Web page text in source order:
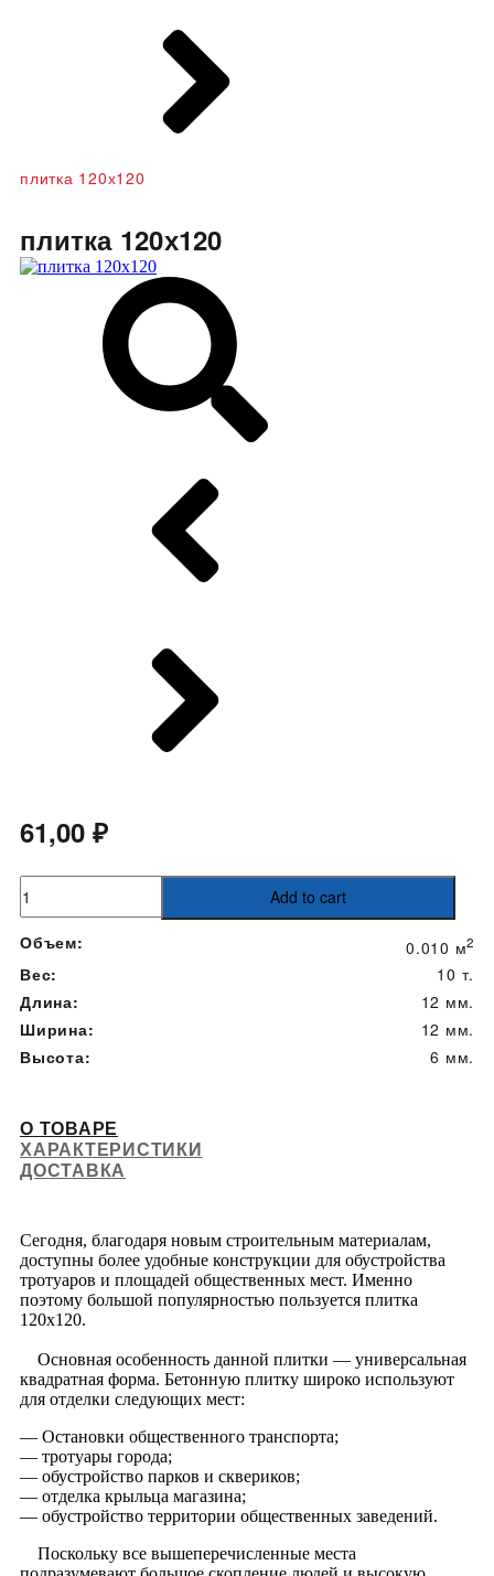
плитка 120х120
плитка 120х120
61,00 ₽
120х120
quantity
Add to cart
Объем: 0.010 м2
Вес:
10 т.
Длина:
12 мм.
Ширина:
12 мм.
Высота:
6 мм.
О ТОВАРЕ
ХАРАКТЕРИСТИКИ
ДОСТАВКА
Сегодня, благодаря новым строительным материалам,
доступны более удобные конструкции для обустройства
тротуаров и площадей общественных мест. Именно
поэтому большой популярностью пользуется плитка
120х120.
Основная особенность данной плитки — универсальная
квадратная форма. Бетонную плитку широко используют
для отделки следующих мест:
— Остановки общественного транспорта;
— тротуары города;
— обустройство парков и сквериков;
— отделка крыльца магазина;
— обустройство территории общественных заведений.
Поскольку все вышеперечисленные места